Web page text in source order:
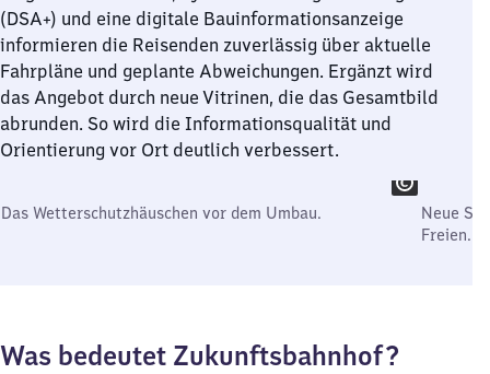
(DSA+) und eine digitale Bauinformationsanzeige
informieren die Reisenden zuverlässig über aktuelle
Fahrpläne und geplante Abweichungen. Ergänzt wird
das Angebot durch neue Vitrinen, die das Gesamtbild
abrunden. So wird die Informationsqualität und
Orientierung vor Ort deutlich verbessert.
Das Wetterschutzhäuschen vor dem Umbau.
Neue
Freien.
Was bedeutet Zukunftsbahnhof?